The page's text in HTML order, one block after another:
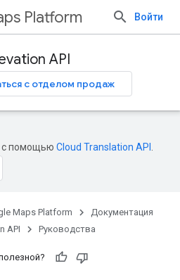
Platform Войти
API
с отделом продаж
с помощью Cloud Translation API
Maps Platform
Документация
API Руководства